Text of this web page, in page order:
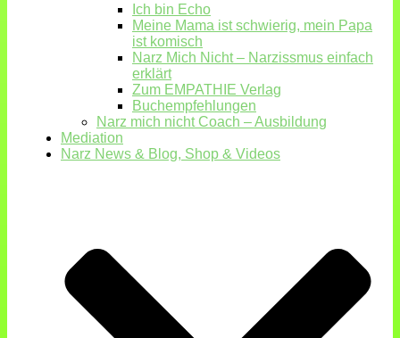
Ich bin Echo
Meine Mama ist schwierig, mein Papa
ist komisch
Narz Mich Nicht – Narzissmus einfach
erklärt
Zum EMPATHIE Verlag
Buchempfehlungen
Narz mich nicht Coach – Ausbildung
Mediation
Narz News & Blog, Shop & Videos